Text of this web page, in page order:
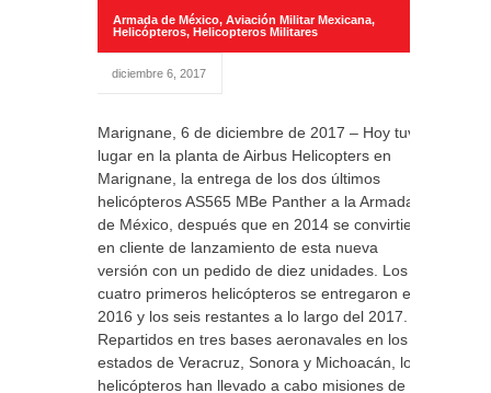
Armada de México, Aviación Militar Mexicana,
Helicópteros, Helicopteros Militares
diciembre 6, 2017
Marignane, 6 de diciembre de 2017 – Hoy tuvo
lugar en la planta de Airbus Helicopters en
Marignane, la entrega de los dos últimos
helicópteros AS565 MBe Panther a la Armada
de México, después que en 2014 se convirtiera
en cliente de lanzamiento de esta nueva
versión con un pedido de diez unidades. Los
cuatro primeros helicópteros se entregaron en
2016 y los seis restantes a lo largo del 2017.
Repartidos en tres bases aeronavales en los
estados de Veracruz, Sonora y Michoacán, los
helicópteros han llevado a cabo misiones de